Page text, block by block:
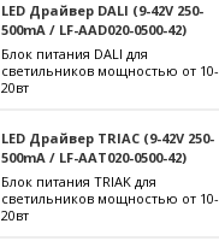
LED Драйвер DALI (9-42V 250-
500mA / LF-AAD020-0500-42)
Блок питания DALI для
светильников мощностью от 10-
20вт
LED Драйвер TRIAC (9-42V 250-
500mA / LF-AAT020-0500-42)
Блок питания TRIAK для
светильников мощностью от 10-
20вт